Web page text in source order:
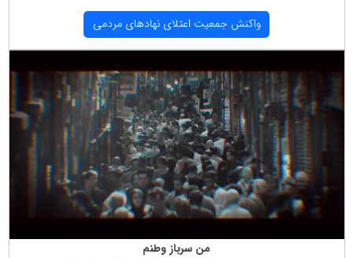
واكنش جمعیت اعتلای نهادهای مردمی
من سرباز وطنم